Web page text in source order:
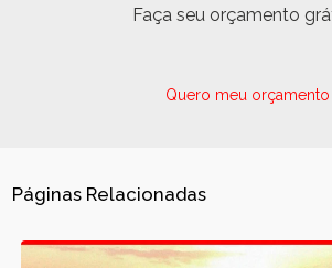
Faça seu orçamento
Quero meu orçamento
Páginas Relacionadas